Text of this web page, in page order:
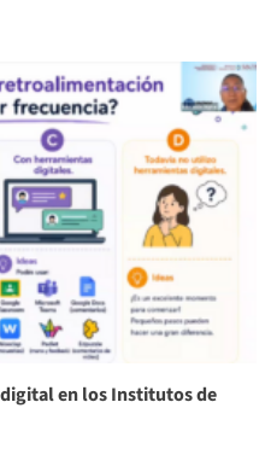
en los Institutos de